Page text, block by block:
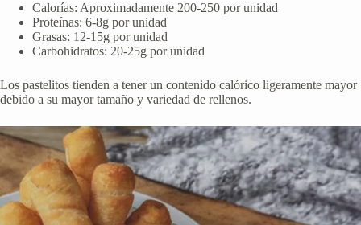
Calorías: Aproximadamente 200-250 por unidad
Proteínas: 6-8g por unidad
Grasas: 12-15g por unidad
Carbohidratos: 20-25g por unidad
Los pastelitos tienden a tener un contenido calórico ligeramente mayor
debido a su mayor tamaño y variedad de rellenos.